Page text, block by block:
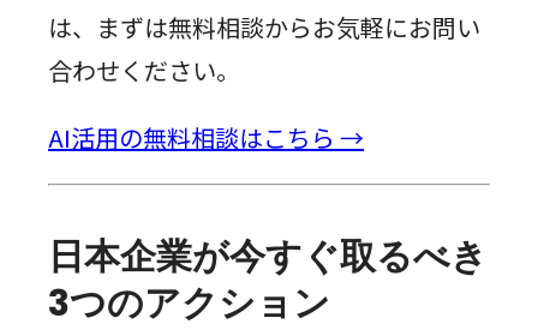
は、まずは無料相談からお気軽にお問い
合わせください。
AI活用の無料相談はこちら →
日本企業が今すぐ取るべき
3つのアクション